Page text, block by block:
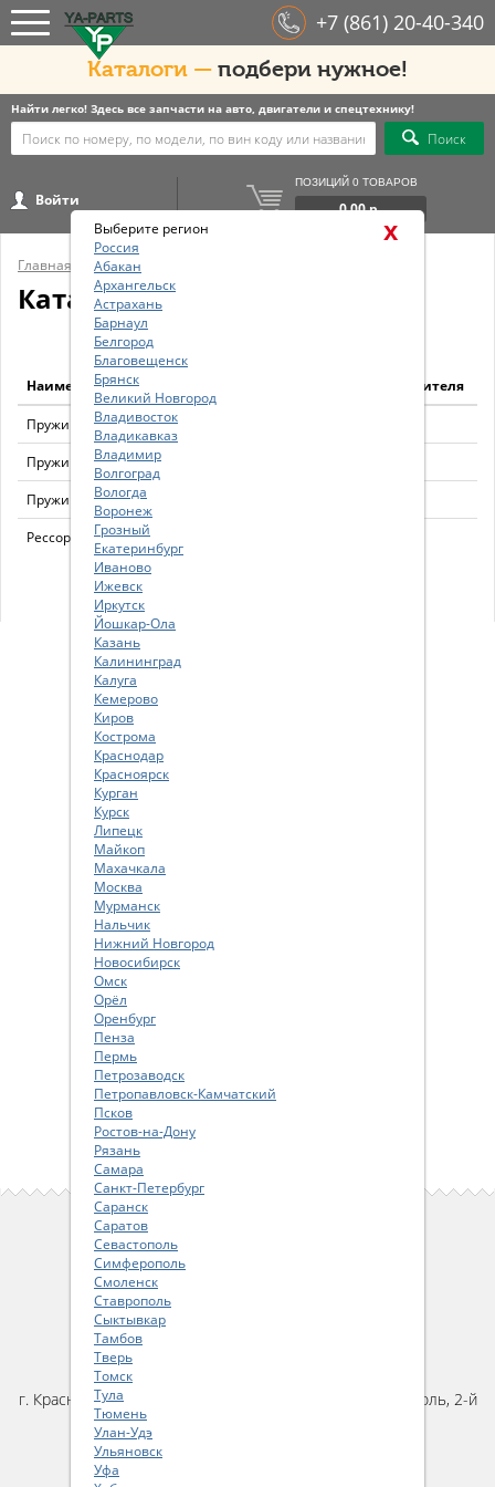
+7 (861) 20-40-340
Каталоги — подбери нужное!
Найти легко! Здесь все запчасти на авто, двигатели и спецтехнику!
Поиск
Войти
ПОЗИЦИЙ 0 ТОВАРОВ
0.00 р.
Главная Бренды
Каталог LESJOFORS
Наименование Код производителя
Пружина 4035728
Пружина 4095844
Пружина 4235735
Рессора задняя (2+1 листовая) 6195012
ПОЛЬЗОВАТЕЛЯМ САЙТА
Как сделать заказ
Пользовательское соглашение
Политика конфиденциальности
г. Краснодар, ул. им. Карякина, д.22, помещение 46, цоколь, 2-й
x
Выберите регион
Россия
Абакан
Архангельск
Астрахань
Барнаул
Белгород
Благовещенск
Брянск
Великий Новгород
Владивосток
Владикавказ
Владимир
Волгоград
Вологда
Воронеж
Грозный
Екатеринбург
Иваново
Ижевск
Иркутск
Йошкар-Ола
Казань
Калининград
Калуга
Кемерово
Киров
Кострома
Краснодар
Красноярск
Курган
Курск
Липецк
Майкоп
Махачкала
Москва
Мурманск
Нальчик
Нижний Новгород
Новосибирск
Омск
Орёл
Оренбург
Пенза
Пермь
Петрозаводск
Петропавловск-Камчатский
Псков
Ростов-на-Дону
Рязань
Самара
Санкт-Петербург
Саранск
Саратов
Севастополь
Симферополь
Смоленск
Ставрополь
Сыктывкар
Тамбов
Тверь
Томск
Тула
Тюмень
Улан-Удэ
Ульяновск
Уфа